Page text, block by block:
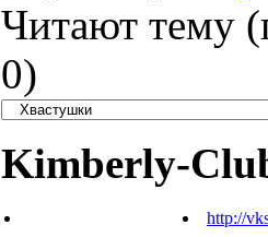
Читают тему
0)
Kimberly-
http://